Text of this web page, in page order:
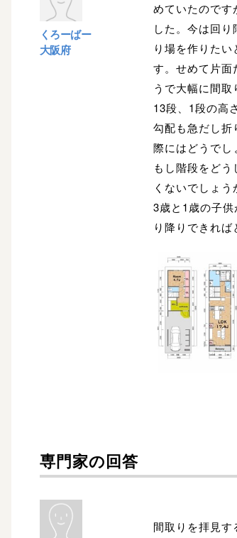
くろーばー
大阪府
めていたのです
した。今は回
り場を作りた
す。せめて片面
うで大幅に間取
13段、1段の高
勾配も急だし折
際にはどうでし
もし階段をど
くないでしょう
3歳と1歳の子
り降りできれ
専門家の回答
間取りを拝見